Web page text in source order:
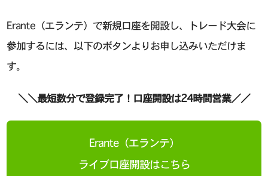
Erante（エランテ）で新規口座を開設し、トレード大会に
参加するには、以下のボタンよりお申し込みいただけま
す。
＼＼最短数分で登録完了！口座開設は24時間営業／／
Erante（エランテ）
ライブ口座開設はこちら